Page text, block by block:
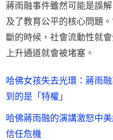
蔣雨融事件雖然可能是誤
及了教育公平的核心問題
斷的時候，社會流動性就
上升通道就會被堵塞。
哈佛女孩失去光環：蔣雨
到的是「特權」
哈佛蔣雨融的演講激怒中
信任危機